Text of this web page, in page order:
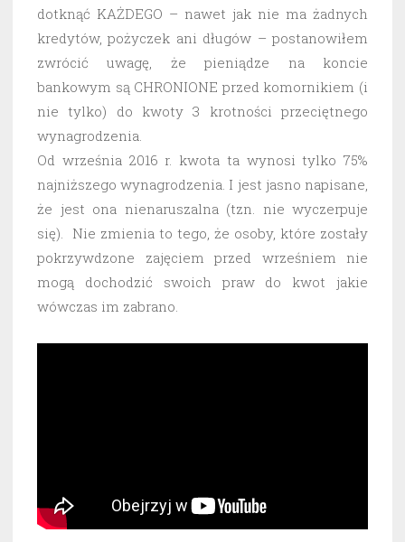
dotknąć KAŻDEGO – nawet jak nie ma żadnych
kredytów, pożyczek ani długów – postanowiłem
zwrócić uwagę, że pieniądze na koncie
bankowym są CHRONIONE przed komornikiem (i
nie tylko) do kwoty 3 krotności przeciętnego
wynagrodzenia.
Od września 2016 r. kwota ta wynosi tylko 75%
najniższego wynagrodzenia. I jest jasno napisane,
że jest ona nienaruszalna (tzn. nie wyczerpuje
się). Nie zmienia to tego, że osoby, które zostały
pokrzywdzone zajęciem przed wrześniem nie
mogą dochodzić swoich praw do kwot jakie
wówczas im zabrano.